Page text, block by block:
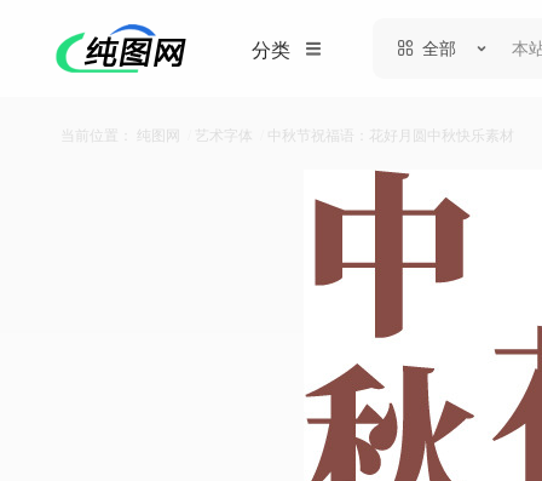
分类 全部
当前位置： 纯图网 艺术字体 中秋节祝福语：花好月圆中秋快乐素材